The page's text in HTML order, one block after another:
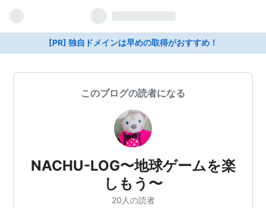
[PR] 独自ドメインは早めの取得がおすすめ！
このブログの読者になる
NACHU-LOG〜地球ゲームを楽
しもう〜
20人の読者